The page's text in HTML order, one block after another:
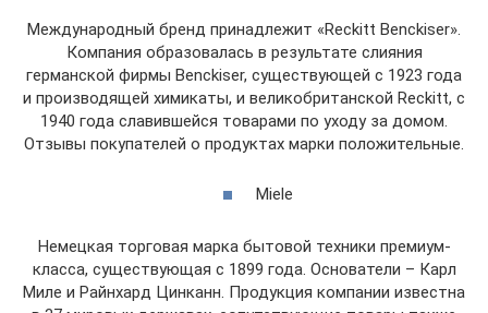
Международный бренд принадлежит «Reckitt Benckiser».
Компания образовалась в результате слияния
германской фирмы Benckiser, существующей с 1923 года
и производящей химикаты, и великобританской Reckitt, с
1940 года славившейся товарами по уходу за домом.
Отзывы покупателей о продуктах марки положительные.
Miele
Немецкая торговая марка бытовой техники премиум-
класса, существующая с 1899 года. Основатели – Карл
Миле и Райнхард Цинканн. Продукция компании известна